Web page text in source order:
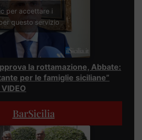
per accettare i
questo servizio
la rottamazione, Abbate:
per le famiglie siciliane”
BarSicilia